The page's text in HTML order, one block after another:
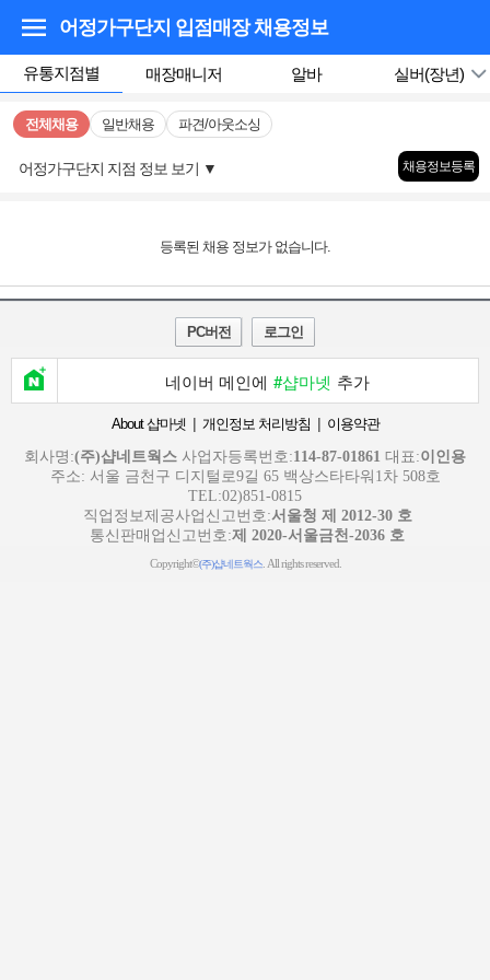
어정가구단지 입점매장채용정보
유통지점별 매장매니저 알바 실버(장년)
전체채용 일반채용 파견/아웃소싱
어정가구단지 지점 정보 보기 ▼ 채용정보등록
등록된 채용 정보가 없습니다.
PC버전 로그인
네이버 메인에 #샵마넷 추가
About 샵마넷 | 개인정보 처리방침 | 이용약관
회사명:(주)샵네트웍스 사업자등록번호:114-87-01861 대표:이인용
주소: 서울 금천구 디지털로9길 65 백상스타타워1차 508호
TEL:02)851-0815
직업정보제공사업신고번호:서울청 제 2012-30 호
통신판매업신고번호:제 2020-서울금천-2036 호
Copyright©(주)샵네트웍스. All rights reserved.